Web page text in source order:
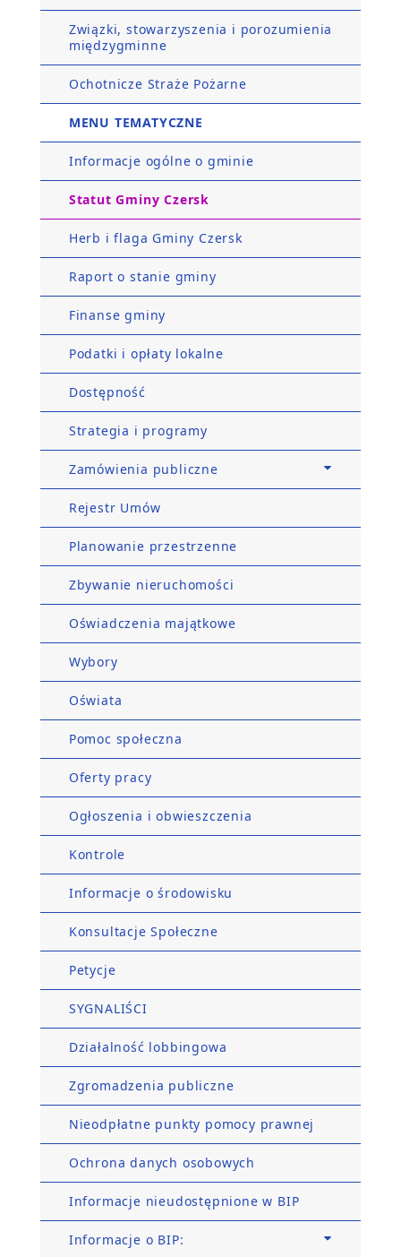
Związki, stowarzyszenia i porozumienia
międzygminne
Ochotnicze Straże Pożarne
MENU TEMATYCZNE
Informacje ogólne o gminie
Statut Gminy Czersk
Herb i flaga Gminy Czersk
Raport o stanie gminy
Finanse gminy
Podatki i opłaty lokalne
Dostępność
Strategia i programy
Zamówienia publiczne
Rejestr Umów
Planowanie przestrzenne
Zbywanie nieruchomości
Oświadczenia majątkowe
Wybory
Oświata
Pomoc społeczna
Oferty pracy
Ogłoszenia i obwieszczenia
Kontrole
Informacje o środowisku
Konsultacje Społeczne
Petycje
SYGNALIŚCI
Działalność lobbingowa
Zgromadzenia publiczne
Nieodpłatne punkty pomocy prawnej
Ochrona danych osobowych
Informacje nieudostępnione w BIP
Informacje o BIP: